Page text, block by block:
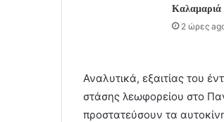
Καλαμαριά
2 ώρες
Αναλυτικά, εξαιτίας του
στάσης λεωφορείου στο
προστατεύσουν τα